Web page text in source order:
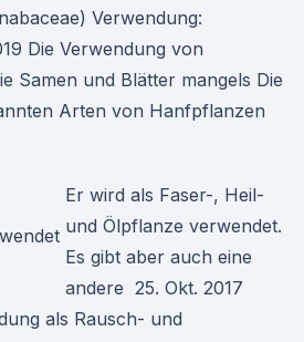
Verwendung:
Die Verwendung von
Samen und Blätter mangels Die
Arten von Hanfpflanzen
Er wird als Faser-, Heil-
und Ölpflanze verwendet.
Es gibt aber auch eine
andere 25. Okt. 2017
als Rausch- und